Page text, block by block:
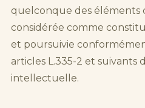
quelconque des éléments
considérée comme
et poursuivie
articles L.335-2 et suivants
intellectuelle.